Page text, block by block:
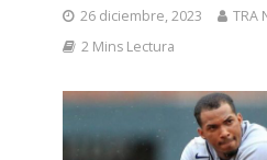
26 diciembre, 2023
TRA
2 Mins Lectura